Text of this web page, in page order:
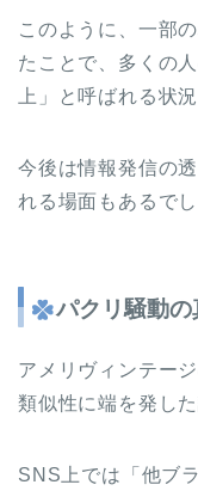
このように、一部
たことで、多くの
上」と呼ばれる状
今後は情報発信の
れる場面もあるでし
パクリ騒動の
アメリヴィンテー
類似性に端を発し
SNS上では「他ブ